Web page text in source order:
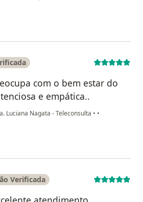
com o bem estar do
e empática..
Luciana Nagata - Teleconsulta • •
Verificada